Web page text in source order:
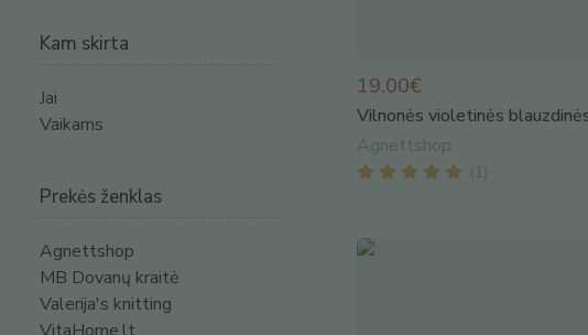
Kam skirta
Jai
Vaikams
Prekės ženklas
Agnettshop
MB Dovanų kraitė
Valerija's knitting
19.00€
Vilnonės violetinės
Agnettshop
( 1